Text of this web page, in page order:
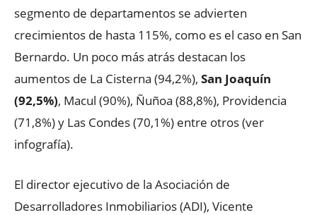
segmento de departamentos se advierten
crecimientos de hasta 115%, como es el caso en San
Bernardo. Un poco más atrás destacan los
aumentos de La Cisterna (94,2%), San Joaquín
(92,5%), Macul (90%), Ñuñoa (88,8%), Providencia
(71,8%) y Las Condes (70,1%) entre otros (ver
infografía).
El director ejecutivo de la Asociación de
Desarrolladores Inmobiliarios (ADI), Vicente